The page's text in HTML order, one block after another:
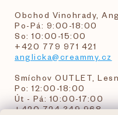
Obchod Vinohrady,
Po-Pá: 9:00-18:00
So: 10:00-15:00
+420 779 971 421
anglicka@creammy.cz
Smíchov OUTLET,
Po: 12:00-18:00
Út - Pá: 10:00-17:00
+420 724 349 968